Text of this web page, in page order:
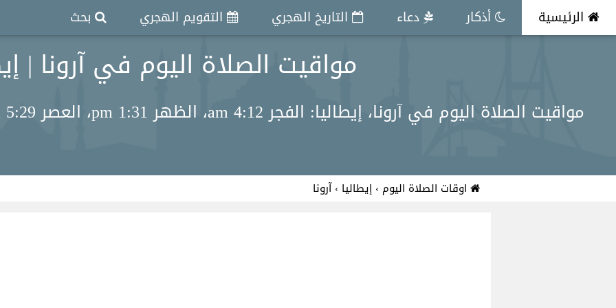
الرئيسية أذكار دعاء التاريخ الهجري التقويم الهجري بحث
مواقيت الصلاة اليوم في آرونا |
مواقيت الصلاة اليوم في آرونا، إيطاليا: الفجر 4:12 am، الظهر 1:31 pm، العصر 5:29 pm، المغرب 8:47 pm، العشاء 10:17 pm.
اوقات الصلاة اليوم › إيطاليا ›آرونا